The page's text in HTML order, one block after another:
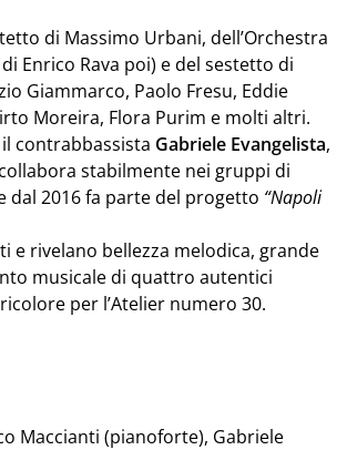
di Massimo Urbani, dell’Orchestra
Enrico Rava poi) e del sestetto di
Giammarco, Paolo Fresu, Eddie
Moreira, Flora Purim e molti altri.
contrabbassista Gabriele Evangelista,
stabilmente nei gruppi di
dal 2016 fa parte del progetto “Napoli
e rivelano bellezza melodica, grande
musicale di quattro autentici
per l’Atelier numero 30.
Maccianti (pianoforte), Gabriele